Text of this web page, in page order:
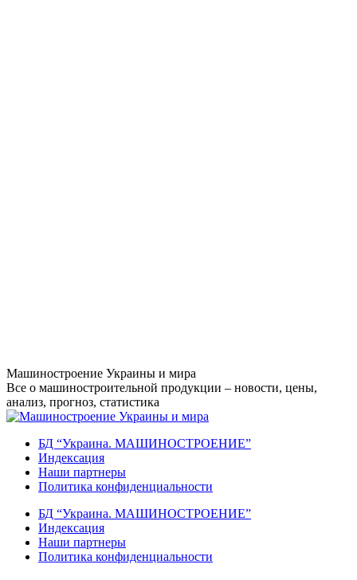
Перейти
к
содержанию
Машиностроение Украины и мира
Все о машиностроительной продукции – новости, цены,
анализ, прогноз, статистика
БД “Украина. МАШИНОСТРОЕНИЕ”
Индекcация
Наши партнеры
Политика конфиденциальности
БД “Украина. МАШИНОСТРОЕНИЕ”
Индекcация
Наши партнеры
Политика конфиденциальности